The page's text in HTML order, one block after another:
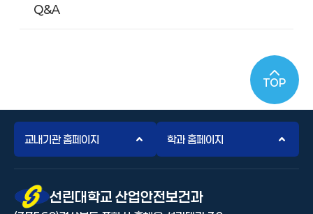
Q&A
TOP
교내기관 홈페이지 학과 홈페이지
선린대 로고선린대학교 산업안전보건과